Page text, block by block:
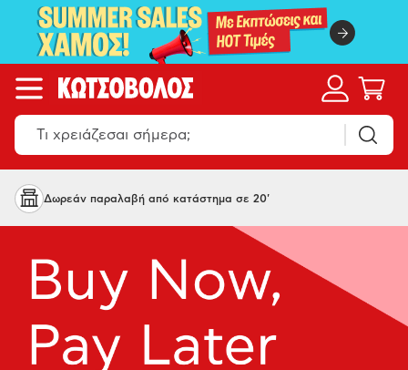
Παράλαβε 24/7 σε Skroutz point